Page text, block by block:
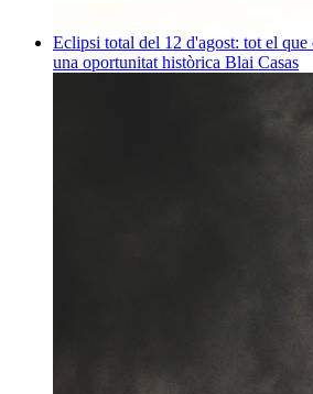
Eclipsi total del 12 d'agost: tot el que
una oportunitat històrica Blai Casas